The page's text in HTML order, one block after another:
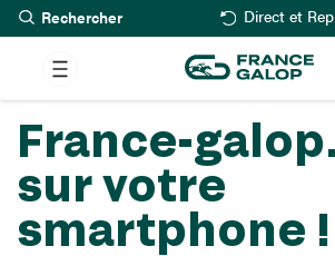
Aller
au
contenu
principal
Rechercher Direct et
France-
sur votre
smartphone !